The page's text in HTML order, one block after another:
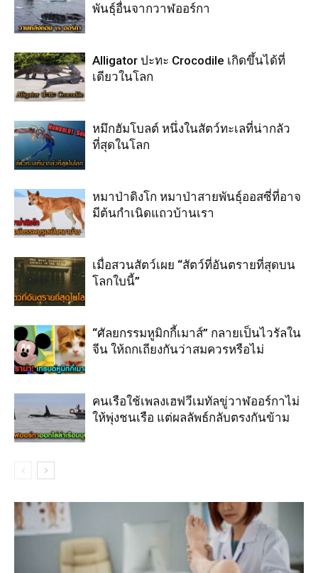
พันธุ์อื่นจากวาฬออร์กา
Alligator ปะทะ Crocodile เกิดขึ้นได้ที่
เดียวในโลก
หมึกฮัมโบลต์ หนึ่งในสัตว์ทะเลที่น่ากลัว
ที่สุดในโลก
หมาป่าดิงโก หมาป่าสายพันธุ์ออสซี่ที่อาจ
มีต้นกำเนิดแถวบ้านเรา
เมื่อสวนสัตว์เผย “สัตว์ที่อันตรายที่สุดบน
โลกใบนี้”
“ศัลยกรรมหูมิกกี้เมาส์” กลายเป็นไวรัลใน
จีน ให้ถกเถียงกันว่าสมควรหรือไม่
คนเรือใช้เพลงเฮฟวีเมทัลขู่วาฬออร์กาไม่
ให้พุ่งชนเรือ แต่ผลลัพธ์กลับตรงกันข้าม